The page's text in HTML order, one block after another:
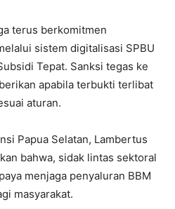
terus berkomitmen
sistem digitalisasi SPBU
Tepat. Sanksi tegas ke
apabila terbukti terlibat
aturan.
Papua Selatan, Lambertus
bahwa, sidak lintas sektoral
menjaga penyaluran BBM
masyarakat.